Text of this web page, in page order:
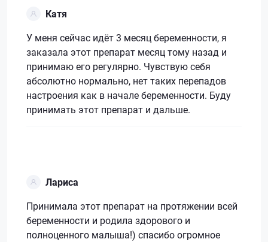
Катя
У меня сейчас идёт 3 месяц беременности, я
заказала этот препарат месяц тому назад и
принимаю его регулярно. Чувствую себя
абсолютно нормально, нет таких перепадов
настроения как в начале беременности. Буду
принимать этот препарат и дальше.
Лариса
Принимала этот препарат на протяжении всей
беременности и родила здорового и
полноценного малыша!) спасибо огромное